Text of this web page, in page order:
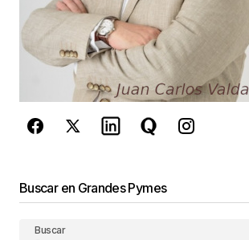
Este sitio esta protegido por
reCAPTCHA y laPolítica de
privacidady losTérminos del
de Google se aplican.
Buscar en Grandes Pymes
Buscar